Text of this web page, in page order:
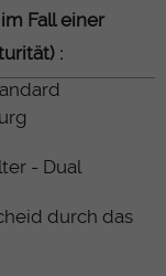
Fall einer
:
- Dual
durch das